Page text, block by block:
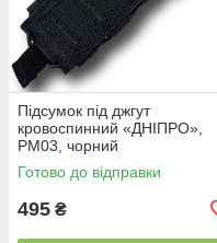
Підсумок під джгут
кровоспинний «ДНІПРО»,
РМ03, чорний
Готово до відправки
495 ₴